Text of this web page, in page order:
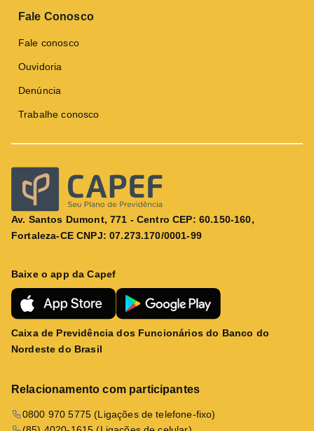
Fale Conosco
Fale conosco
Ouvidoria
Denúncia
Trabalhe conosco
Av. Santos Dumont, 771 - Centro CEP: 60.150-160,
Fortaleza-CE CNPJ: 07.273.170/0001-99
Baixe o app da Capef
Caixa de Previdência dos Funcionários do Banco do
Nordeste do Brasil
Relacionamento com participantes
0800 970 5775 (Ligações de telefone-fixo)